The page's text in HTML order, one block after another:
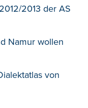
2013 der AS
Namur wollen
von